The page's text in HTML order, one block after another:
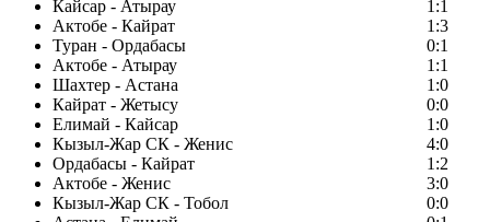
Кайсар - Атырау
1:1
Актобе - Кайрат
1:3
Туран - Ордабасы
0:1
Актобе - Атырау
1:1
Шахтер - Астана
1:0
Кайрат - Жетысу
0:0
Елимай - Кайсар
1:0
Кызыл-Жар СК - Женис
4:0
Ордабасы - Кайрат
1:2
Актобе - Женис
3:0
Кызыл-Жар СК - Тобол
0:0